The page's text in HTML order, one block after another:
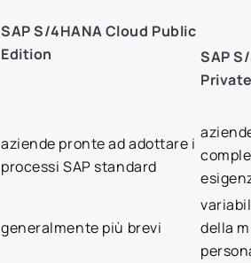
SAP S/4HANA Cloud Public
Edition
SAP
aziende pronte ad adottare i
processi SAP standard
generalmente più brevi
della